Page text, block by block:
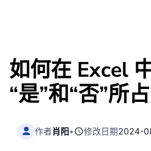
如何在 Excel
“是”和“否”所
作者肖阳• 修改日期2024-